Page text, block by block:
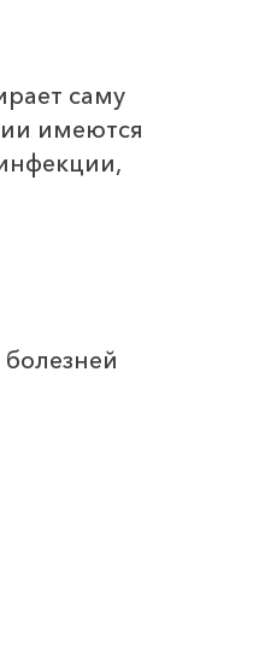
саму
имеются